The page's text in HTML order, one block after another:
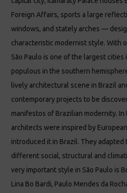
Foreign Affairs, sports a large
windows, and stately arches —
characteristic modernist style. With
São Paulo is one of the largest
populous in the southern
lively architectural scene in Brazil
contemporary projects to be
manifestos of Brazilian modernity. In
architects were inspired by
introduced it in Brazil. They
different social, structural and
very important style in São Paulo is
Lina Bo Bardi, Paulo Mendes da